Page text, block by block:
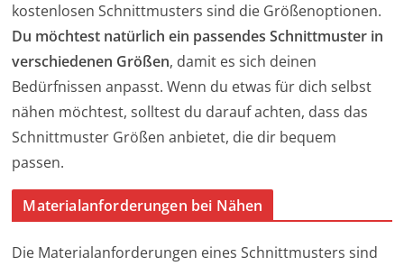
kostenlosen Schnittmusters sind die Größenoptionen.
Du möchtest natürlich ein passendes Schnittmuster in
verschiedenen Größen, damit es sich deinen
Bedürfnissen anpasst. Wenn du etwas für dich selbst
nähen möchtest, solltest du darauf achten, dass das
Schnittmuster Größen anbietet, die dir bequem
passen.
Materialanforderungen bei Nähen
Die Materialanforderungen eines Schnittmusters sind